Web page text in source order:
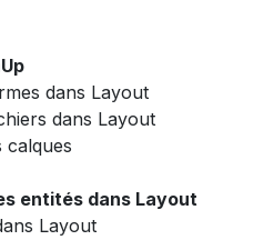
dans Layout
dans Layout
calques
entités dans Layout
Layout